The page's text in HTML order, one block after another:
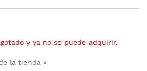
y ya no se puede adquirir.
la tienda »